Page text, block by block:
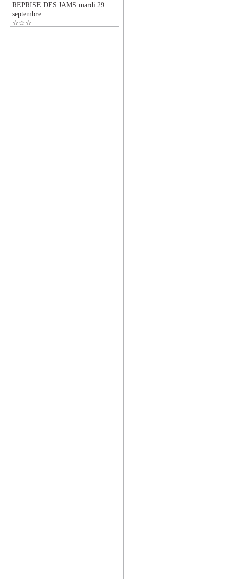
REPRISE DES JAMS mardi 29
septembre
☆☆☆